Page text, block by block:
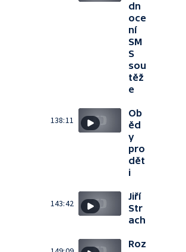
dn
oce
ní
SM
S
sou
těž
e
138:11
Ob
ěd
y
pro
dět
i
143:42
Jiří
Str
ach
Roz